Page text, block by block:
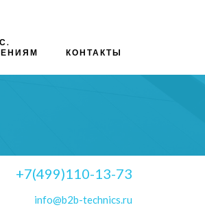
КОНТАКТЫ
+7(499)110-13-73
info@b2b-technics.ru